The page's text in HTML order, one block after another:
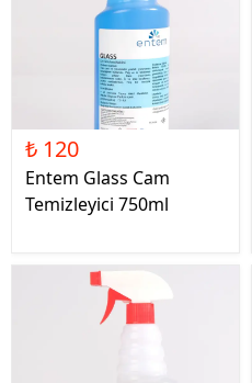
₺ 120
Entem Glass Cam
Temizleyici 750ml